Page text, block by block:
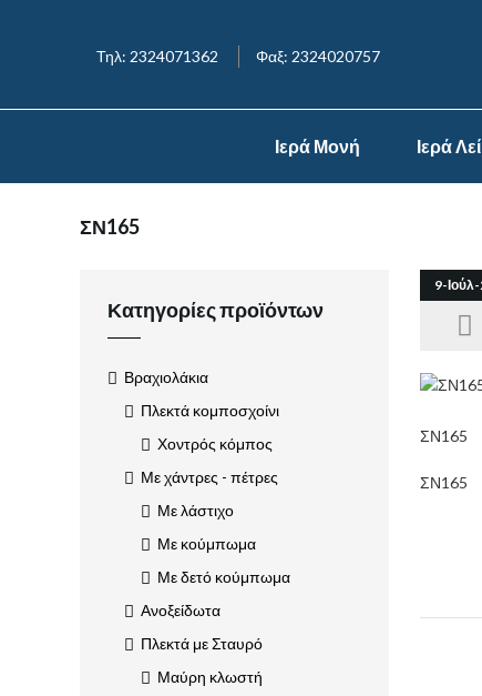
Τηλ: 2324071362 Φαξ: 2324020757
Ιερά Μονή Ιερά
ΣΝ165
9-
ΣΝ165
ΣΝ165
Κατηγορίες προϊόντων
Βραχιολάκια
Πλεκτά κομποσχοίνι
Χοντρός κόμπος
Με χάντρες - πέτρες
Με λάστιχο
Με κούμπωμα
Με δετό κούμπωμα
Ανοξείδωτα
Πλεκτά με Σταυρό
Μαύρη κλωστή